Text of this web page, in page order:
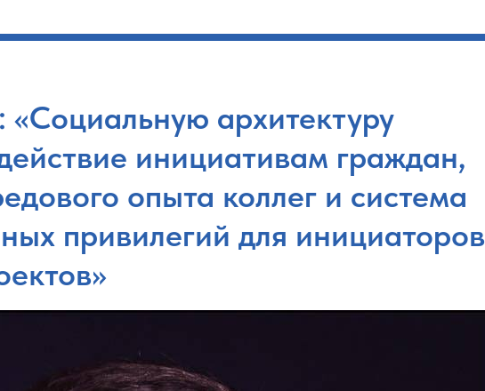
архитектуру
инициативам граждан,
опыта коллег и система
привилегий для инициаторов